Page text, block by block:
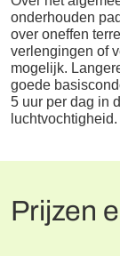
onderhouden
over oneffen
verlengingen of
mogelijk.
goede
5 uur per dag in
luchtvochtigheid.
Prijzen